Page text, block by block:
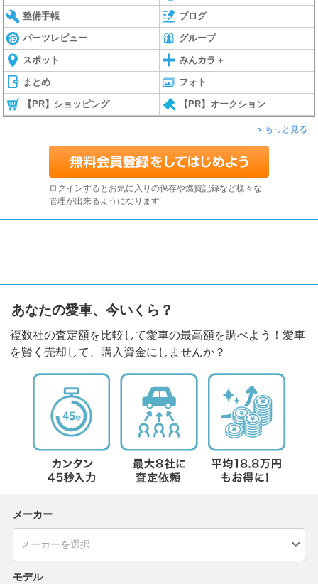
整備手帳 ブログ
パーツレビュー グループ
スポット みんカラ＋
まとめ フォト
【PR】ショッピング 【PR】オークション
もっと見る
ログインするとお気に入りの保存や燃費記録など様々な
管理が出来るようになります
あなたの愛車、今いくら？
複数社の査定額を比較して愛車の最高額を調べよう！愛車
を賢く売却して、購入資金にしませんか？
メーカー
モデル